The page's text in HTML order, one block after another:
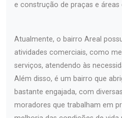
e construção de praças e áreas
Atualmente, o bairro Areal
atividades comerciais, como
serviços, atendendo às
Além disso, é um bairro que
bastante engajada, com
moradores que trabalham em